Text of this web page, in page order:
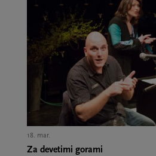
18. mar.
Za devetimi gorami